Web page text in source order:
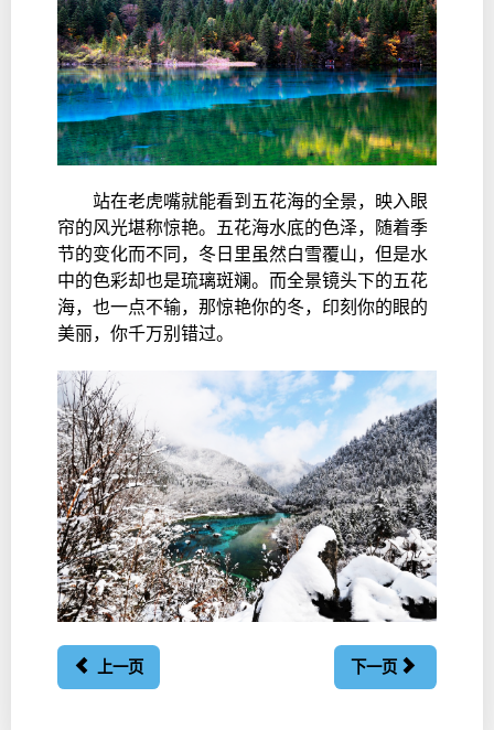
站在老虎嘴就能看到五花海的全景，映入眼
帘的风光堪称惊艳。五花海水底的色泽，随着季
节的变化而不同，冬日里虽然白雪覆山，但是水
中的色彩却也是琉璃斑斓。而全景镜头下的五花
海，也一点不输，那惊艳你的冬，印刻你的眼的
美丽，你千万别错过。
上一页 下一页